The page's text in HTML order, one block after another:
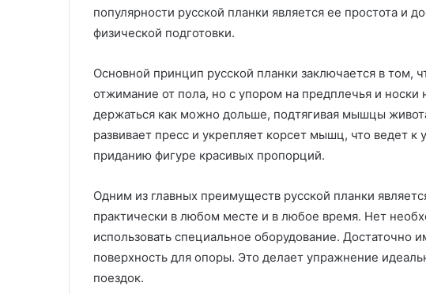
популярности русской планки является ее простота и
физической подготовки.
Основной принцип русской планки заключается в том,
отжимание от пола, но с упором на предплечья и
держаться как можно дольше, подтягивая мышцы
развивает пресс и укрепляет корсет мышц, что ведет
приданию фигуре красивых пропорций.
Одним из главных преимуществ русской планки
практически в любом месте и в любое время. Нет
использовать специальное оборудование. Достаточно
поверхность для опоры. Это делает упражнение
поездок.